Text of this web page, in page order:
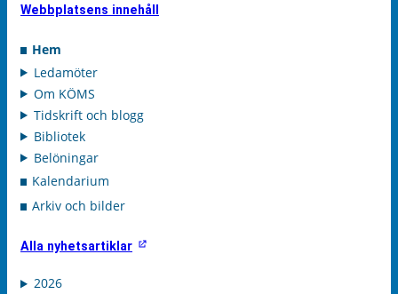
Webbplatsens innehåll
Hem
Ledamöter
Om KÖMS
Tidskrift och blogg
Bibliotek
Belöningar
Kalendarium
Arkiv och bilder
Alla nyhetsartiklar
2026